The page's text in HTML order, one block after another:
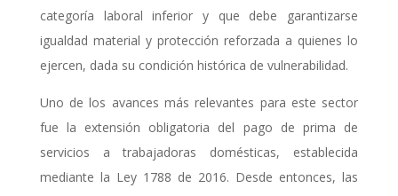
categoría laboral inferior y que debe garantizarse
igualdad material y protección reforzada a quienes lo
ejercen, dada su condición histórica de vulnerabilidad.
Uno de los avances más relevantes para este sector
fue la extensión obligatoria del pago de prima de
servicios a trabajadoras domésticas, establecida
mediante la Ley 1788 de 2016. Desde entonces, las